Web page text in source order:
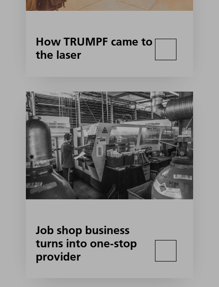
How TRUMPF came to
the laser
Job shop business
turns into one-stop
provider